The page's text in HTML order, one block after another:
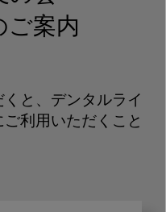
ご案内
と、デンタルライ
利用いただくこと